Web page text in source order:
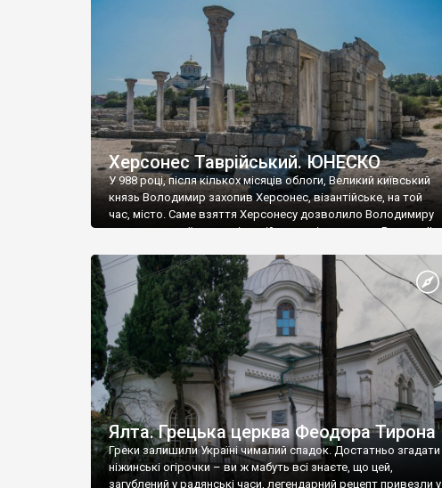
візантійської доби. Раритети викрадені з фондів об’єкту
культурної спадщини ЮНЕСКО «Херсонеса Таврійського».
Офіційно – на виставку «Золото Візантії», але експерти та
влада в Україні вважають це лише […]
Херсонес Таврійський. ЮНЕСКО
У 988 році, після кількох місяців облоги, Великий київський
князь Володимир захопив Херсонес, візантійське, на той
час, місто. Саме взяття Херсонесу дозволило Володимиру
диктувати свої умови візантійському імператору Василю ІІ,
Херсонесі Володимир-язичник, став Василем-
християнином. А потім було Хрещення Русі. На честь
Херсонесу Таврійського названо місто […]
Ялта. Грецька церква Феодора Тирона
Греки залишили Україні чималий спадок. Достатньо згадати
ніжинські огірочки – ви ж мабуть всі знаєте, що цей,
загублений у радянські часи, легендарний рецепт привезли у